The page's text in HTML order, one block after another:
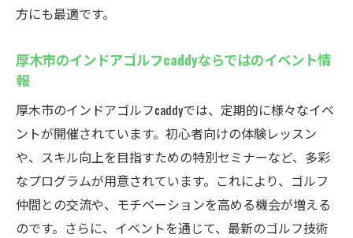
方にも最適です。
厚木市のインドアゴルフcaddyならではのイベント情
報
厚木市のインドアゴルフcaddyでは、定期的に様々なイベ
ントが開催されています。初心者向けの体験レッスン
や、スキル向上を目指すための特別セミナーなど、多彩
なプログラムが用意されています。これにより、ゴルフ
仲間との交流や、モチベーションを高める機会が増える
のです。さらに、イベントを通じて、最新のゴルフ技術